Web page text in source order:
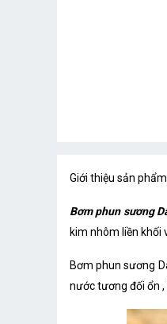
Giới thiệu sản phẩm
Bơm phun sương
kim nhôm liền khối
Bơm phun sương
nước tương đối ổn